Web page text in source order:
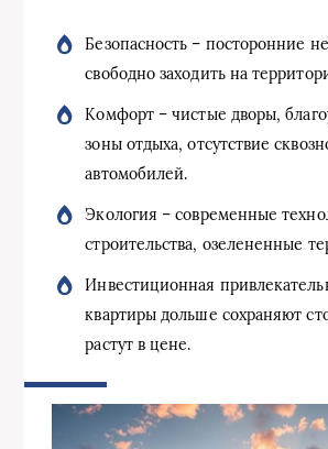
Безопасность – посторонние
свободно заходить на
Комфорт – чистые дворы,
зоны отдыха, отсутствие
автомобилей.
Экология – современные
строительства, озелененные
Инвестиционная
квартиры дольше сохраняют
растут в цене.